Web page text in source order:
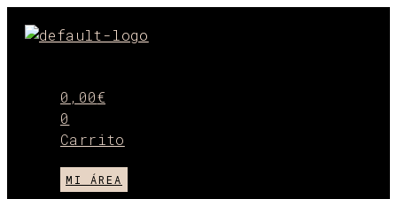
0,00€
0
Carrito
MI ÁREA